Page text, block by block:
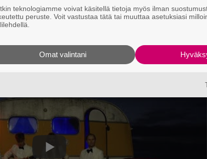
teknologiamme voivat käsitellä tietoja myös ilman
peruste. Voit vastustaa tätä tai muuttaa asetuksiasi
Omat valintani